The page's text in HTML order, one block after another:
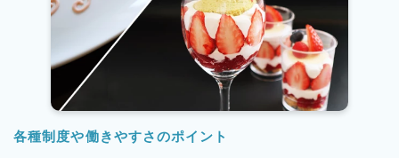
各種制度や働きやすさのポイント